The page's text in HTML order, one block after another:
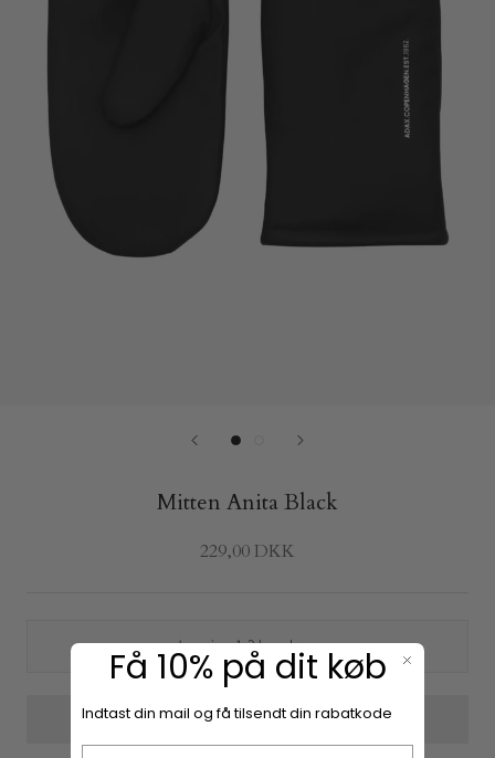
Mitten Anita Black
229,00 DKK
Levering:1-3 hverdage
Få 10% på dit køb
Indtast din mail og få tilsendt din rabatkode
Email adresse